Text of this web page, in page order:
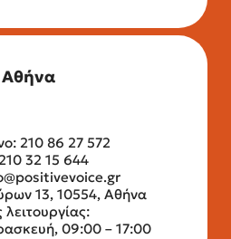
Αθήνα
210 86 27 572
32 15 644
13, 10554, Αθήνα
09:00 – 17:00